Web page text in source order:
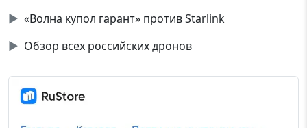
▶ «Волна купол гарант» против Starlink
▶ Обзор всех российских дронов